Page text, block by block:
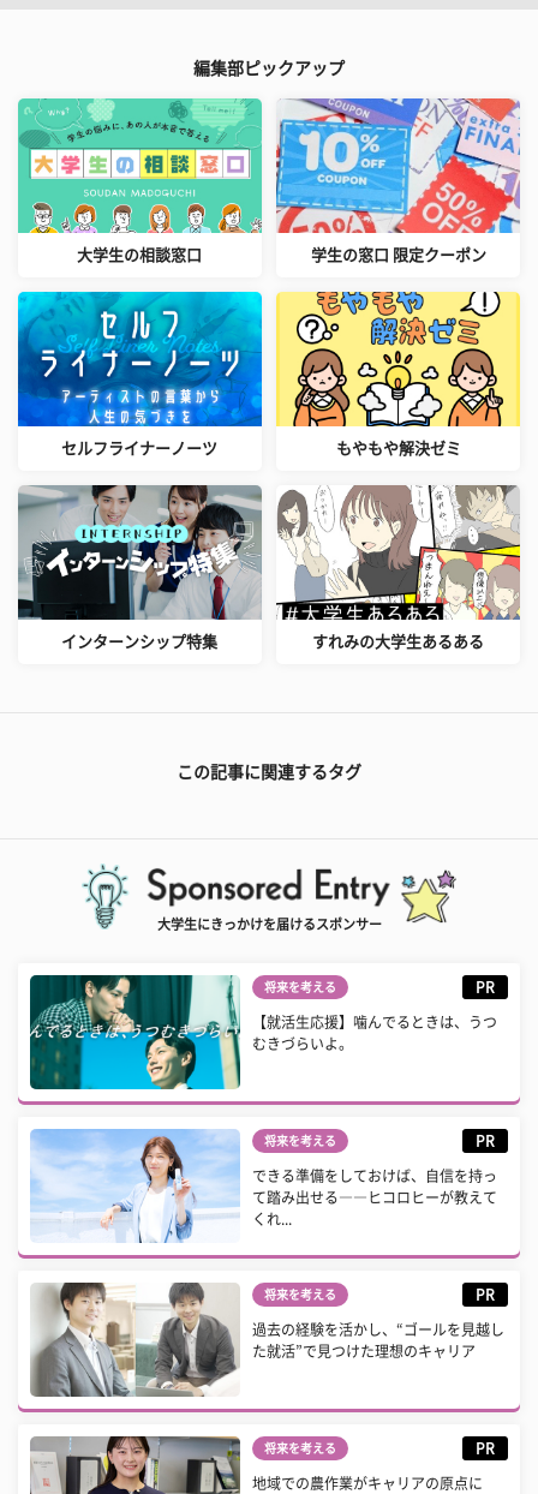
編集部ピックアップ
大学生の相談窓口 学生の窓口 限定クーポン
セルフライナーノーツ もやもや解決ゼミ
インターンシップ特集 すれみの大学生あるある
この記事に関連するタグ
大学生にきっかけを届けるスポンサー
将来を考える PR
【就活生応援】噛んでるときは、うつ
むきづらいよ。
将来を考える PR
できる準備をしておけば、自信を持っ
て踏み出せる――ヒコロヒーが教えて
くれ...
将来を考える PR
過去の経験を活かし、“ゴールを見越し
た就活”で見つけた理想のキャリア
将来を考える PR
地域での農作業がキャリアの原点に